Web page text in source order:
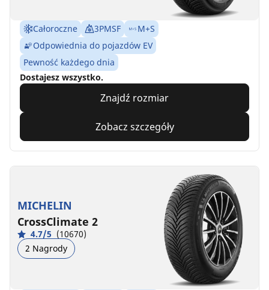
Całoroczne 3PMSF
M+S
Odpowiednia do pojazdów EV
Pewność każdego dnia
Dostajesz wszystko.
Znajdź rozmiar
Zobacz szczegóły
MICHELIN
CrossClimate 2
4.7/5 (10670)
2 Nagrody